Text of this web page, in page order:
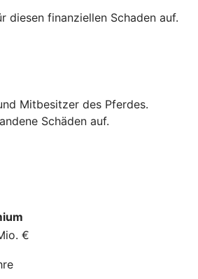
diesen finanziellen Schaden auf.
Mitbesitzer des Pferdes.
Schäden auf.
€